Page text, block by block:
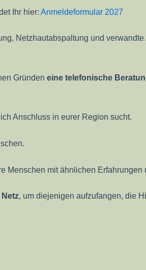
Ihr hier: Anmeldeformular 2027
Netzhautabspaltung und
Gründen eine telefonische
Anschluss in eurer Region sucht.
Menschen mit ähnlichen
Netz, um diejenigen aufzufangen, die